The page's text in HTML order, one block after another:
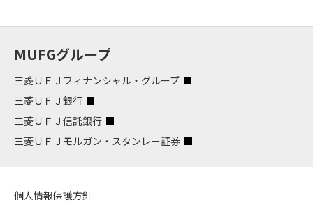
MUFGグループ
三菱ＵＦＪフィナンシャル・グループ
三菱ＵＦＪ銀行
三菱ＵＦＪ信託銀行
三菱ＵＦＪモルガン・スタンレー証券
個人情報保護方針